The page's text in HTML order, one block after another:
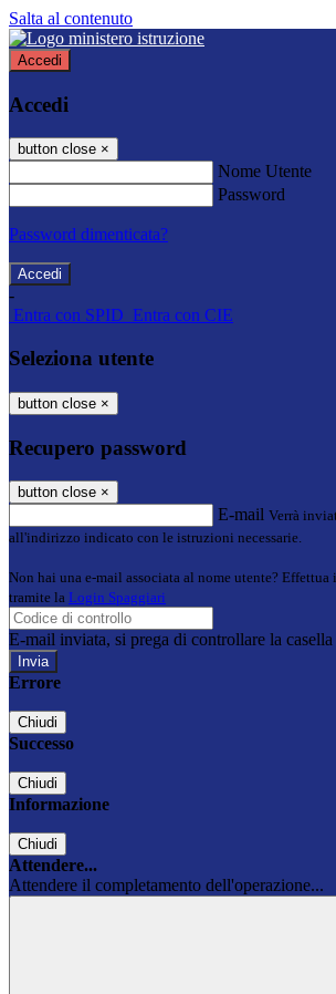
Salta al contenuto
Accedi
Accedi
button close ×
Nome Utente
Password
Password dimenticata?
-
Entra con SPID Entra con CIE
Seleziona utente
button close ×
Recupero password
button close ×
E-mail Verrà
all'indirizzo indicato con le istruzioni necessarie.
Non hai una e-mail associata al nome utente? Effettua
tramite la Login Spaggiari
E-mail inviata, si prega di controllare la
Errore
Chiudi
Successo
Chiudi
Informazione
Chiudi
Attendere...
Attendere il completamento dell'operazione...